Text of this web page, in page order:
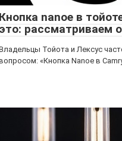
Кнопка nanoe в
рассматриваем
Тойота и Лексус
«Кнопка Nanoe в